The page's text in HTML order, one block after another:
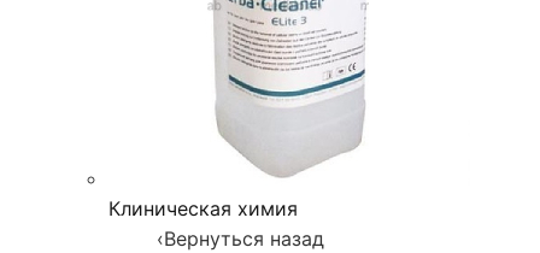
Клиническая химия
‹Вернуться назад